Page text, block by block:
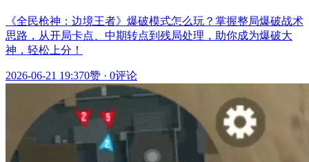
《全民枪神：边境王者》爆破模式怎么玩？掌握整局爆破战术
思路，从开局卡点、中期转点到残局处理，助你成为爆破大
神，轻松上分！
2026-06-21 19:370赞 · 0评论